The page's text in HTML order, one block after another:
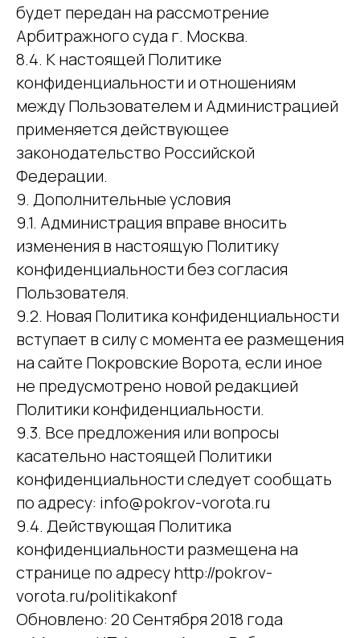
будет передан на рассмотрение
Арбитражного суда г. Москва.
8.4. К настоящей Политике
конфиденциальности и отношениям
между Пользователем и Администрацией
применяется действующее
законодательство Российской
Федерации.
9. Дополнительные условия
9.1. Администрация вправе вносить
изменения в настоящую Политику
конфиденциальности без согласия
Пользователя.
9.2. Новая Политика конфиденциальности
вступает в силу с момента ее размещения
на сайте Покровские Ворота, если иное
не предусмотрено новой редакцией
Политики конфиденциальности.
9.3. Все предложения или вопросы
касательно настоящей Политики
конфиденциальности следует сообщать
по адресу: info@pokrov-vorota.ru
9.4. Действующая Политика
конфиденциальности размещена на
странице по адресу http://pokrov-
vorota.ru/politikakonf
Обновлено: 20 Сентября 2018 года